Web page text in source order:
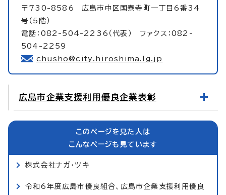
〒730-8586 広島市中区国泰寺町一丁目6番34
号（5階）
電話：082-504-2236（代表） ファクス：082-
504-2259
chusho@city.hiroshima.lg.jp
広島市企業支援利用優良企業表彰
このページを見た人は
こんなページも見ています
株式会社ナガ・ツキ
令和6年度広島市優良組合、広島市企業支援利用優良